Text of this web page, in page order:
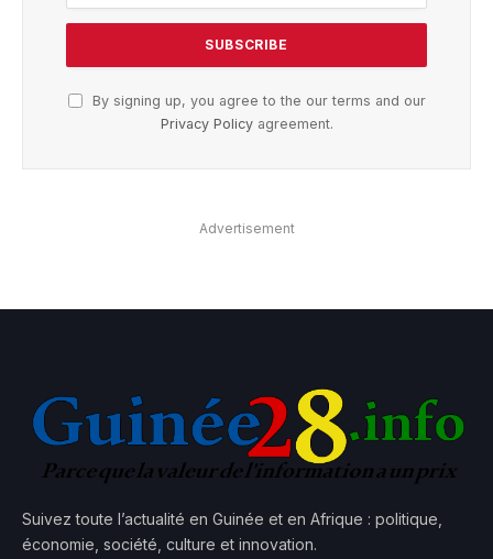
By signing up, you agree to the our terms and our
Privacy Policyagreement.
Advertisement
Suivez toute l’actualité en Guinée et en Afrique : politique,
économie, société, culture et innovation.